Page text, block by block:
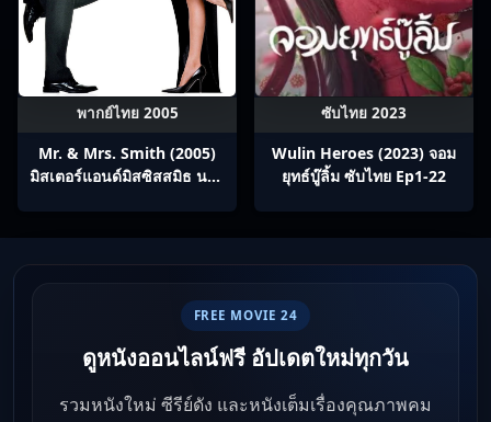
พากย์ไทย 2005
Mr. & Mrs. Smith (2005)
มิสเตอร์แอนด์มิสซิสสมิธ นาย
ซับไทย 2023
Wulin Heroes (2023) จอม
ยุทธ์บู๊ลิ้ม ซับไทย Ep1-22
FREE MOVIE 24
ดูหนังออนไลน์ฟรี อัปเดตใหม่ทุกวัน
รวมหนังใหม่ ซีรีย์ดัง และหนังเต็มเรื่องคุณภาพคม